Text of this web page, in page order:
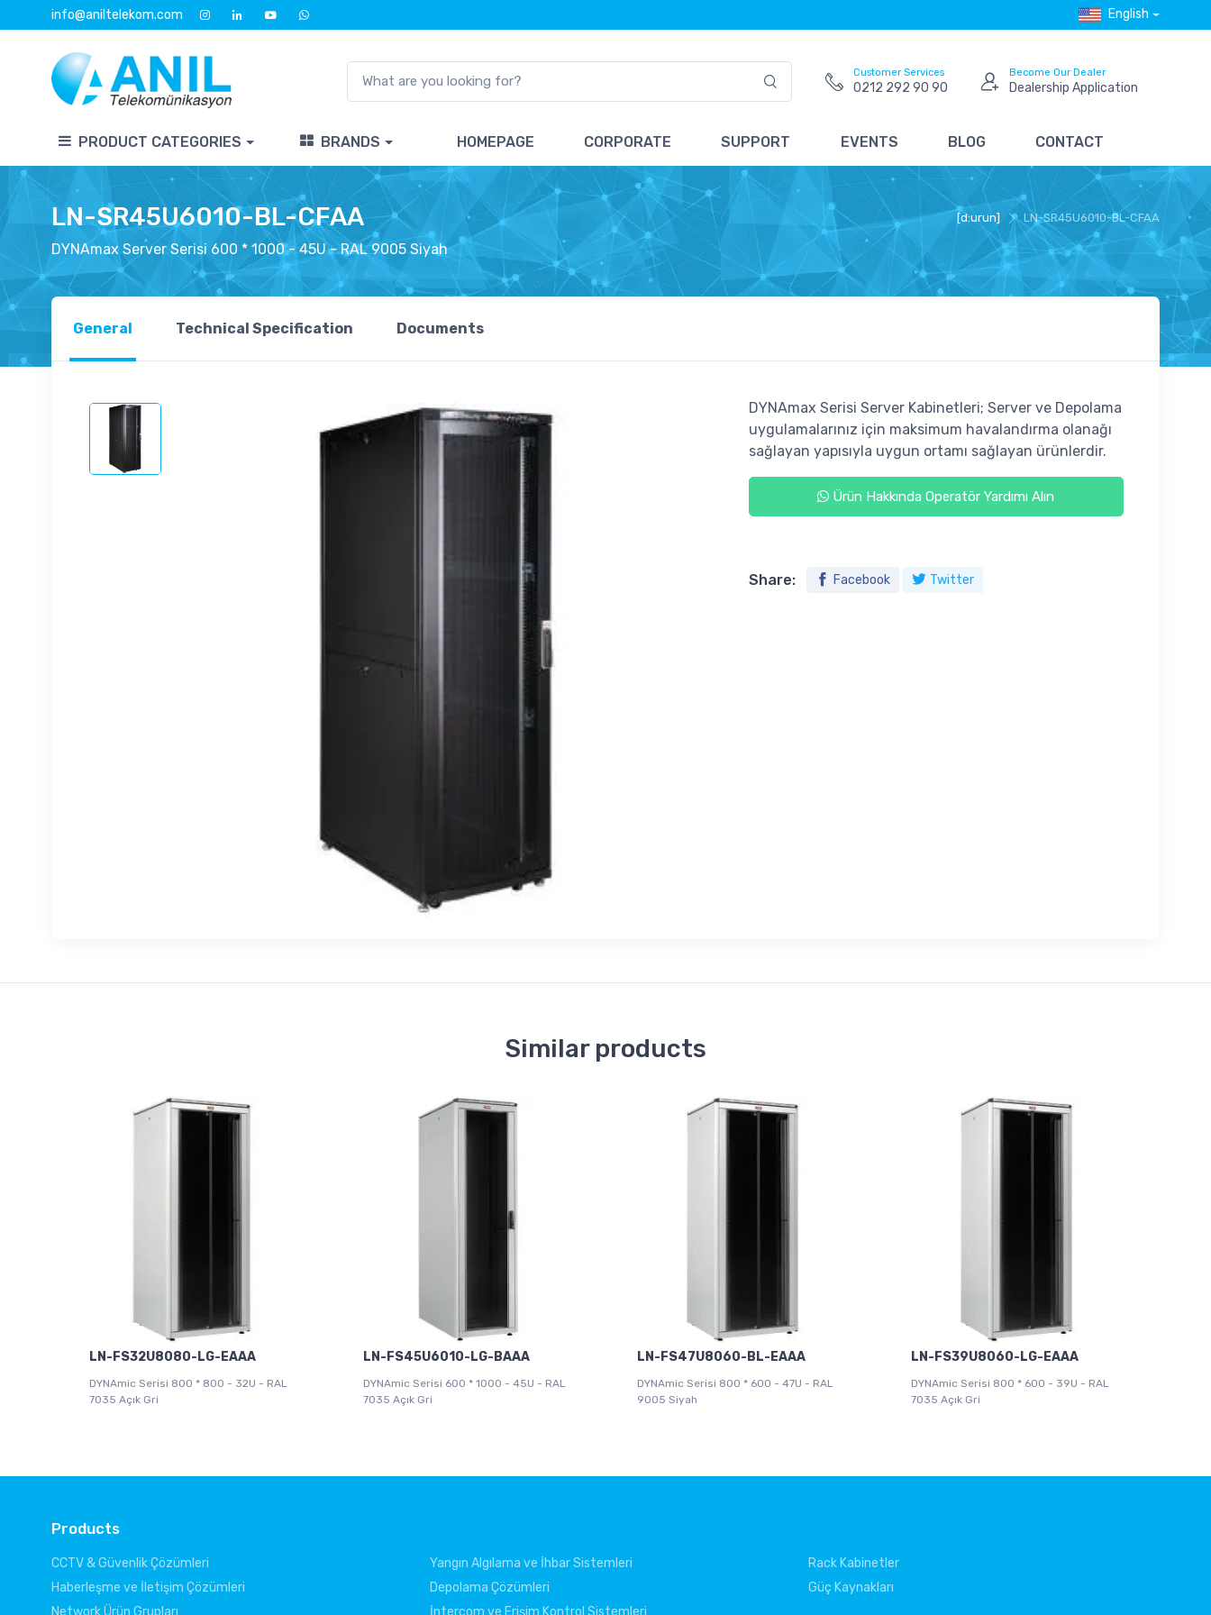
info@aniltelekom.com English
Customer Services
0212 292 90 90
Become Our Dealer
Dealership Application
PRODUCT CATEGORIES BRANDS HOMEPAGE CORPORATE SUPPORT EVENTS BLOG CONTACT
[d:urun] LN-SR45U6010-BL-CFAA
LN-SR45U6010-BL-CFAA
DYNAmax Server Serisi 600 * 1000 - 45U - RAL 9005 Siyah
General Technical Specification Documents
DYNAmax Serisi Server Kabinetleri; Server ve Depolama
uygulamalarınız için maksimum havalandırma olanağı
sağlayan yapısıyla uygun ortamı sağlayan ürünlerdir.
Ürün Hakkında Operatör Yardımı Alın
Share: Facebook Twitter
Similar products
LN-FS32U8080-LG-EAAA
DYNAmic Serisi 800 * 800 - 32U - RAL
7035 Açık Gri
LN-FS45U6010-LG-BAAA
DYNAmic Serisi 600 * 1000 - 45U - RAL
7035 Açık Gri
LN-FS47U8060-BL-EAAA
DYNAmic Serisi 800 * 600 - 47U - RAL
9005 Siyah
LN-FS39U8060-LG-EAAA
DYNAmic Serisi 800 * 600 - 39U - RAL
7035 Açık Gri
Products
CCTV & Güvenlik Çözümleri
Haberleşme ve İletişim Çözümleri
Network Ürün Grupları
Yangın Algılama ve İhbar Sistemleri
Depolama Çözümleri
İntercom ve Erişim Kontrol Sistemleri
Rack Kabinetler
Güç Kaynakları